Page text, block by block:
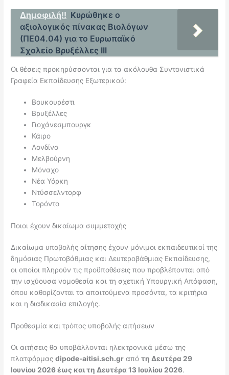
Δημοφιλή!! Κυρώθηκε ο
αξιολογικός πίνακας Βιολόγων
(ΠΕ04.04) για το Ευρωπαϊκό
Σχολείο Βρυξέλλες ΙΙΙ
Οι θέσεις προκηρύσσονται για τα ακόλουθα Συντονιστικά
Γραφεία Εκπαίδευσης Εξωτερικού:
Βουκουρέστι
Βρυξέλλες
Γιοχάνεσμπουργκ
Κάιρο
Λονδίνο
Μελβούρνη
Μόναχο
Νέα Υόρκη
Ντύσσελντορφ
Τορόντο
Ποιοι έχουν δικαίωμα συμμετοχής
Δικαίωμα υποβολής αίτησης έχουν μόνιμοι εκπαιδευτικοί της
δημόσιας Πρωτοβάθμιας και Δευτεροβάθμιας Εκπαίδευσης,
οι οποίοι πληρούν τις προϋποθέσεις που προβλέπονται από
την ισχύουσα νομοθεσία και τη σχετική Υπουργική Απόφαση,
όπου καθορίζονται τα απαιτούμενα προσόντα, τα κριτήρια
και η διαδικασία επιλογής.
Προθεσμία και τρόπος υποβολής αιτήσεων
Οι αιτήσεις θα υποβάλλονται ηλεκτρονικά μέσω της
πλατφόρμαςdipode-aitisi.sch.gr απότη Δευτέρα 29
Ιουνίου 2026 έως και τη Δευτέρα 13 Ιουλίου 2026.